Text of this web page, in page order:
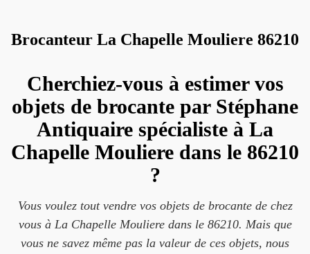
Brocanteur La Chapelle Mouliere 86210
Cherchiez-vous à estimer vos
objets de brocante par Stéphane
Antiquaire spécialiste à La
Chapelle Mouliere dans le 86210
?
Vous voulez tout vendre vos objets de brocante de chez
vous à La Chapelle Mouliere dans le 86210. Mais que
vous ne savez même pas la valeur de ces objets, nous